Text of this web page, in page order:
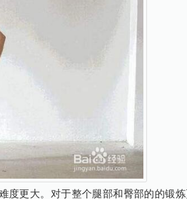
度更大。对于整个腿部和臀部的的锻